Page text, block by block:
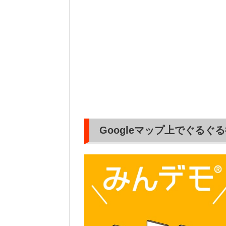
Googleマップ上でぐるぐ